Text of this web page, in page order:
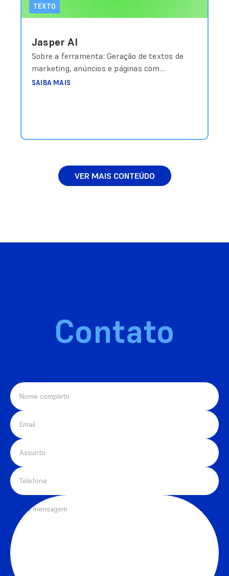
TEXTO
Jasper AI
Sobre a ferramenta: Geração de textos de
marketing, anúncios e páginas com
templates otimizados. Custo aproximado:
SAIBA MAIS
VER MAIS CONTEÚDO
Contato